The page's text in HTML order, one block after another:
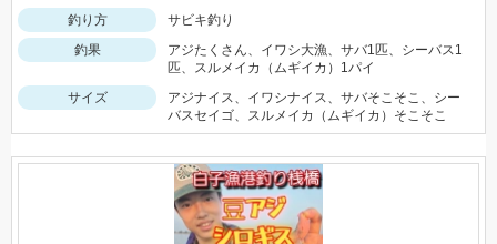
釣り方
サビキ釣り
釣果
アジたくさん、イワシ大漁、サバ1匹、シーバス1
匹、スルメイカ（ムギイカ）1パイ
サイズ
アジナイス、イワシナイス、サバそこそこ、シー
バスセイゴ、スルメイカ（ムギイカ）そこそこ